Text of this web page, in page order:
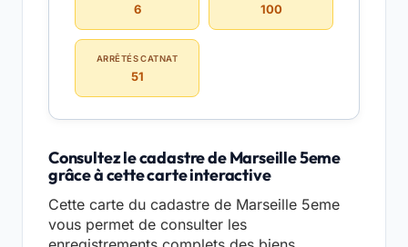
6 100
ARRÊTÉS CATNAT
51
Consultez le cadastre de Marseille 5eme
grâce à cette carte interactive
Cette carte du cadastre de Marseille 5eme
vous permet de consulter les